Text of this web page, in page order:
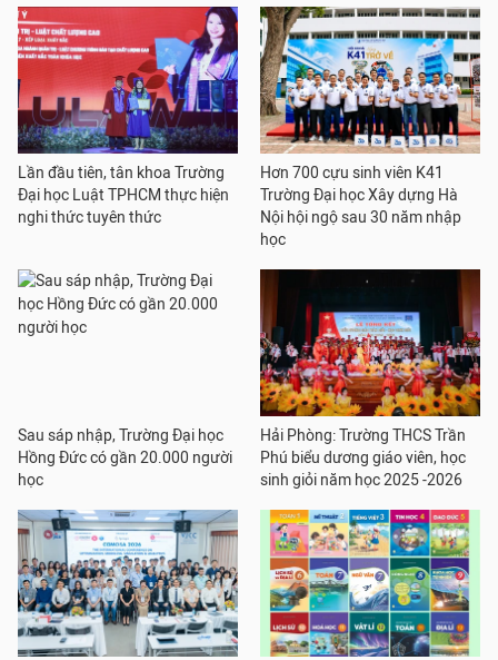
Lần đầu tiên, tân khoa Trường
Đại học Luật TPHCM thực hiện
nghi thức tuyên thức
Hơn 700 cựu sinh viên K41
Trường Đại học Xây dựng Hà
Nội hội ngộ sau 30 năm nhập
học
Sau sáp nhập, Trường Đại học
Hồng Đức có gần 20.000 người
học
Hải Phòng: Trường THCS Trần
Phú biểu dương giáo viên, học
sinh giỏi năm học 2025 -2026